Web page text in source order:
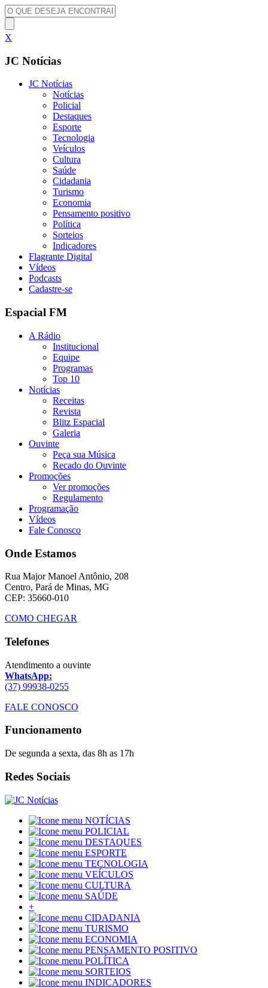
X
JC Notícias
JC Notícias
Notícias
Policial
Destaques
Esporte
Tecnologia
Veículos
Cultura
Saúde
Cidadania
Turismo
Economia
Pensamento positivo
Política
Sorteios
Indicadores
Flagrante Digital
Vídeos
Podcasts
Cadastre-se
Espacial FM
A Rádio
Institucional
Equipe
Programas
Top 10
Notícias
Receitas
Revista
Blitz Espacial
Galeria
Ouvinte
Peça sua Música
Recado do Ouvinte
Promoções
Ver promoções
Regulamento
Programação
Vídeos
Fale Conosco
Onde Estamos
Rua Major Manoel Antônio, 208
Centro, Pará de Minas, MG
CEP: 35660-010
COMO CHEGAR
Telefones
Atendimento a ouvinte
WhatsApp:
(37) 99938-0255
FALE CONOSCO
Funcionamento
De segunda a sexta, das 8h as 17h
Redes Sociais
NOTÍCIAS
POLICIAL
DESTAQUES
ESPORTE
TECNOLOGIA
VEÍCULOS
CULTURA
SAÚDE
+
CIDADANIA
TURISMO
ECONOMIA
PENSAMENTO POSITIVO
POLÍTICA
SORTEIOS
INDICADORES